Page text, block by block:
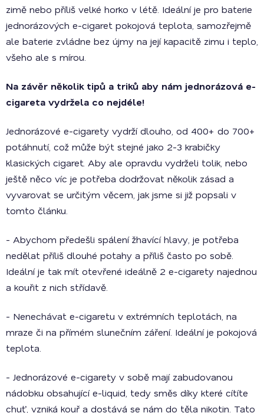
zimě nebo příliš velké horko v létě. Ideální je pro baterie
jednorázových e-cigaret pokojová teplota, samozřejmě
ale baterie zvládne bez újmy na její kapacitě zimu i teplo,
všeho ale s mírou.
Na závěr několik tipů a triků aby nám jednorázová e-
cigareta vydržela co nejdéle!
Jednorázové e-cigarety vydrží dlouho, od 400+ do 700+
potáhnutí, což může být stejné jako 2-3 krabičky
klasických cigaret. Aby ale opravdu vydrželi tolik, nebo
ještě něco víc je potřeba dodržovat několik zásad a
vyvarovat se určitým věcem, jak jsme si již popsali v
tomto článku.
- Abychom předešli spálení žhavící hlavy, je potřeba
nedělat příliš dlouhé potahy a příliš často po sobě.
Ideální je tak mít otevřené ideálně 2 e-cigarety najednou
a kouřit z nich střídavě.
- Nenechávat e-cigaretu v extrémních teplotách, na
mraze či na přímém slunečním záření. Ideální je pokojová
teplota.
- Jednorázové e-cigarety v sobě mají zabudovanou
nádobku obsahující e-liquid, tedy směs díky které cítíte
chuť, vzniká kouř a dostává se nám do těla nikotin. Tato